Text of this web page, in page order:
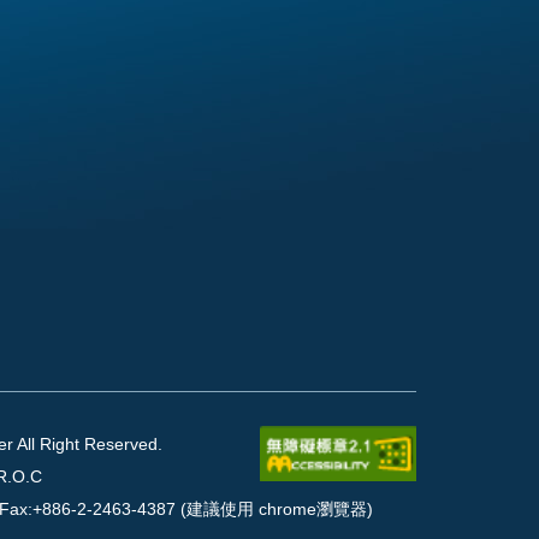
All Right Reserved.
2-2463-4387 (建議使用 chrome瀏覽器)